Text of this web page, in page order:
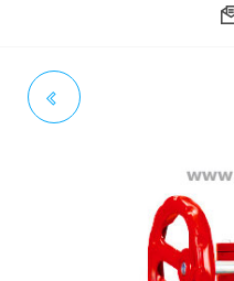
AWWA AS EPDM DISC INX 304
C/ENG